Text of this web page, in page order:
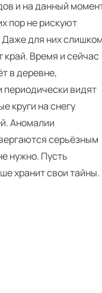
и на данный
пор не рискуют
Даже для них
край. Время и сейчас
в деревне,
видят
круги на снегу
Аномалии
серьёзным
нужно. Пусть
хранит свои тайны.